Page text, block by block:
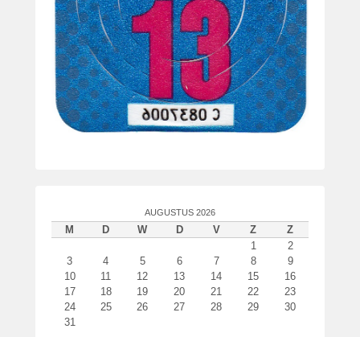
AUGUSTUS 2026
M D W D V Z
Z
1
2
3
4 5 6 7 8
9
10
11 12 13 14 15
16
17
18 19 20 21 22
23
24
25 26 27 28 29
30
31